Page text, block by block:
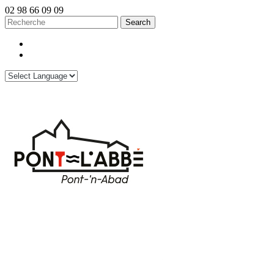
02 98 66 09 09